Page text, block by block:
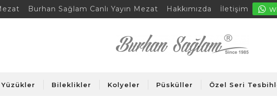
Burhan Sağlam Canlı Yayın Mezat Hakkımızda İletişim
Yüzükler Bileklikler Kolyeler Püsküller Özel Seri